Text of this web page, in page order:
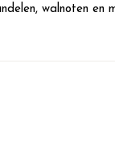
walnoten en